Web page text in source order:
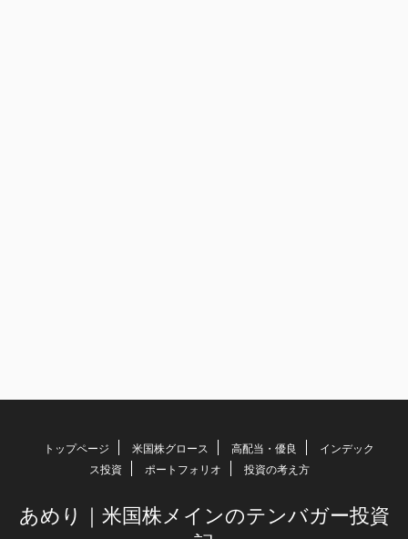
トップページ 米国株グロース 高配当・優良
インデック
ス投資
ポートフォリオ 投資の考え方
あめり｜米国株メインのテンバガー投資